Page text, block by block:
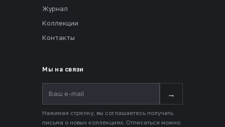
Журнал
Коллекции
Контакты
Мы на связи
→
Нажимая стрелку, вы соглашаетесь получать
письма о новых коллекциях. Отписаться можно